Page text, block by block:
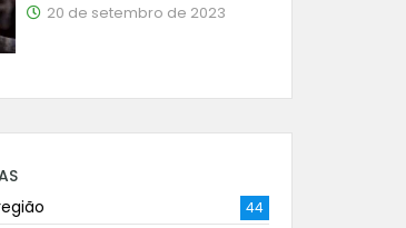
20 de setembro de 2023
44